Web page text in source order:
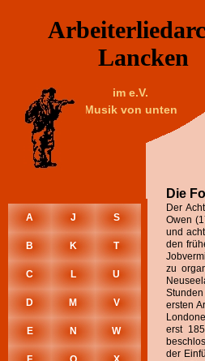
Die
Der
Owen
und
den
zu
ersten
erst
der
Lancken
im e.V.
Musik von unten
A J S
B K T
C L U
D M V
E N W